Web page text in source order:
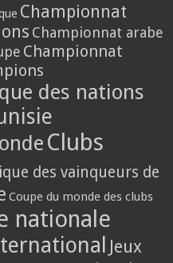
Championnat
Championnat arabe
Championnat
des nations
Clubs
des vainqueurs de
Coupe du monde des clubs
nationale
Jeux